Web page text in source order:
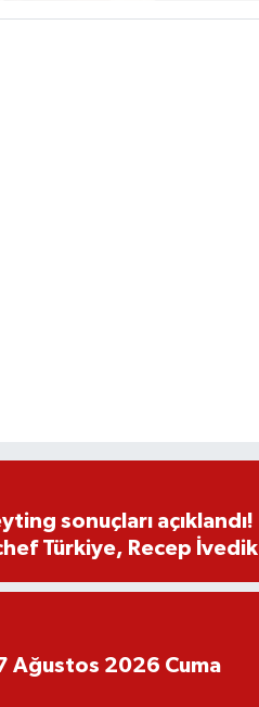
sonuçları açıklandı!
Türkiye, Recep İvedik
Ağustos 2026 Cuma